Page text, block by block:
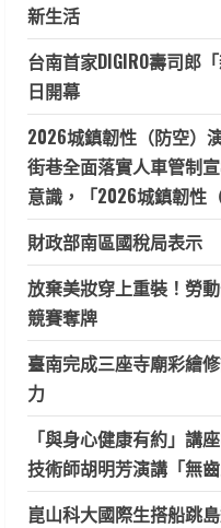
新生活
台南首家DIGIRO壽司郎
日開幕
2026城鎮韌性（防空）
街巷全面落實人車管制
意識，「2026城鎮韌性
財政部南區國稅局表示
放棄美妝穿上重裝！勞
競賽奪牌
臺南完成三座寺廟彩繪
力
「與身心健康有約」講
技術師胡明芳演講「無
崑山科大國際生搭船跳